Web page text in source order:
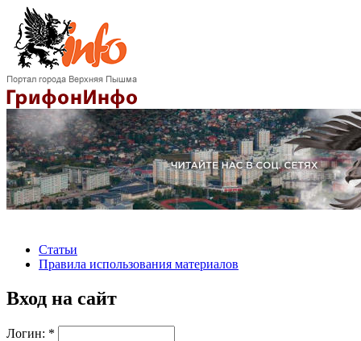
Статьи
Правила использования материалов
Вход на сайт
Логин: *